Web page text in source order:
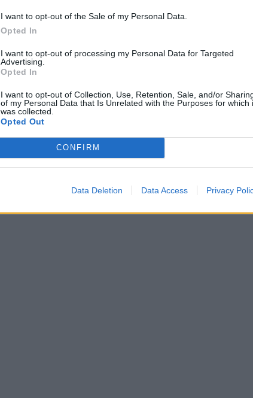
I want to opt-out of the Sale of my Personal Data.
Opted In
I want to opt-out of processing my Personal Data for Targeted
Advertising.
Opted In
I want to opt-out of Collection, Use, Retention, Sale, and/or
of my Personal Data that Is Unrelated with the Purposes for which
was collected.
Opted Out
CONFIRM
Data Deletion Data Access Privacy